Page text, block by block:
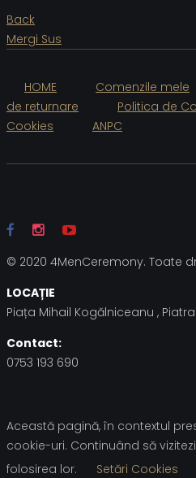
Back
Mergi Sus
HOME Comenzile mele
de returnare
Politica de
Cookies
ANPC
© 2020 4MenCeremony. Toate
LOCAȚIE
Piața Mihail Kogălniceanu ,
Contact:
0753 193 690
Această pagină, în contextul
cookie-uri. Continuând să
folosirea lor.
Setări Cookies